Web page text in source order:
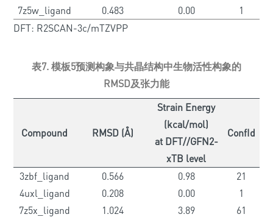
7z5w_ligand
0.483 0.00
1
DFT: R2SCAN-3c/mTZVPP
表7. 模板5预测构象与共晶结构中生物活性构象的
RMSD及张力能
Compound RMSD (Å)
Strain Energy
(kcal/mol)
at DFT//GFN2-
xTB level
ConfId
3zbf_ligand 0.566 0.98
21
4uxl_ligand
0.208 0.00
1
7z5x_ligand
1.024 3.89
61